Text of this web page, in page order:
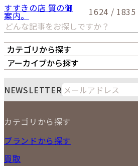
すすきの店 質の御
案内。 1624 / 1835
カテゴリから探す
オーナーズボイス
LIPS通販部門 LIPS 銀座店
アーカイブから探す
8
2026
月 火 水 木
10
11
17
18
NEWSLETTER
カテゴリから探す
NEW ITEM
時計
ブランドから探す
買取